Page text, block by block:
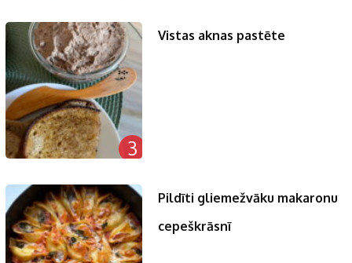
3
Vistas aknas pastēte
Pildīti gliemežvāku makaronu
cepeškrāsnī